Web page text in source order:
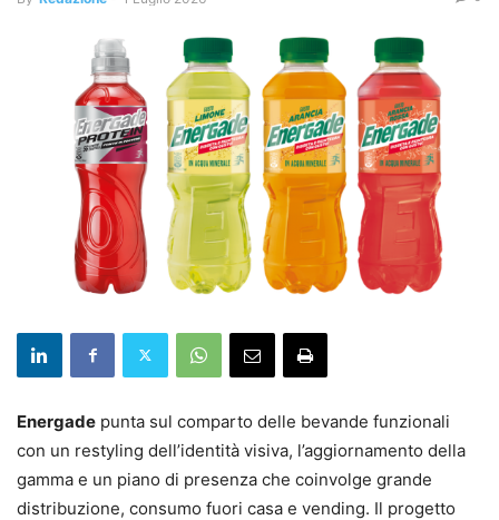
Energade punta sul comparto delle bevande funzionali
con un restyling dell’identità visiva, l’aggiornamento della
gamma e un piano di presenza che coinvolge grande
distribuzione, consumo fuori casa e vending. Il progetto